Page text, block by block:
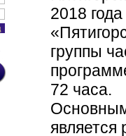
2018
группы
72 часа.
является